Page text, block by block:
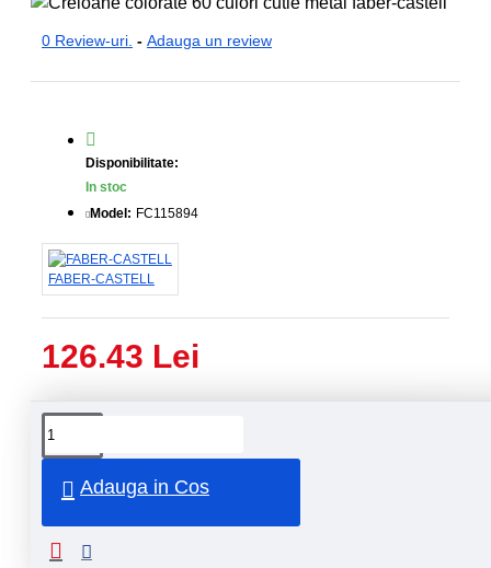
0 Review-uri. - Adauga un review
126.43 Lei
Disponibilitate:
In stoc
Model: FC115894
FABER-CASTELL
Adauga in Cos
curier